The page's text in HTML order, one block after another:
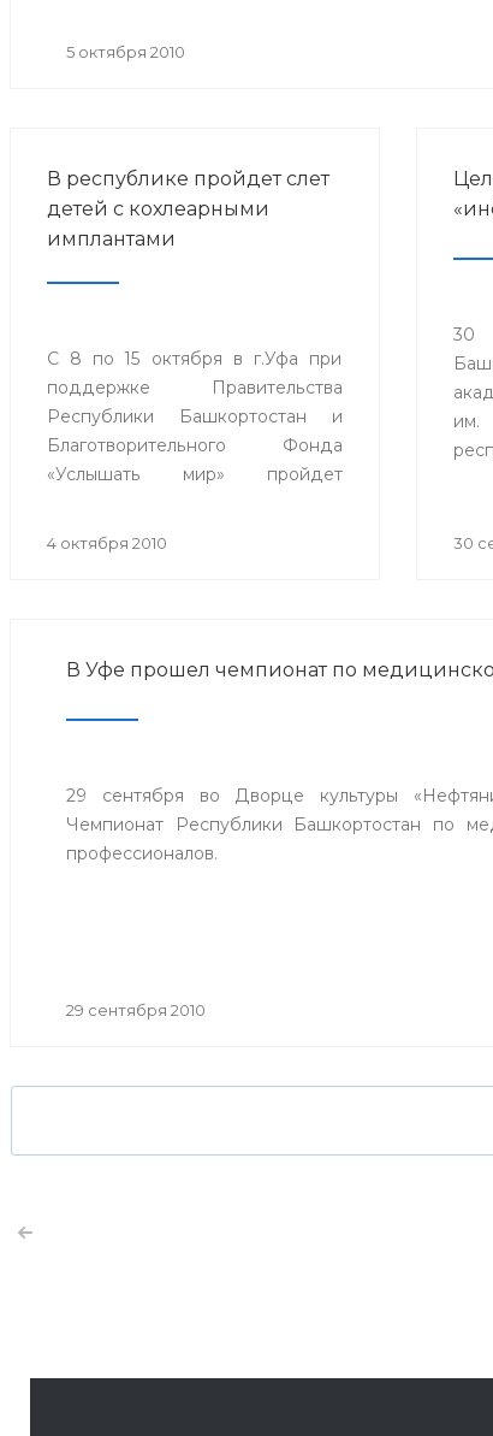
5 октября 2010
В республике пройдет слет
детей с кохлеарными
имплантами
С 8 по 15 октября в г.Уфа при
поддержке Правительства
Республики Башкортостан и
Благотворительного Фонда
«Услышать мир» пройдет
детей после кохлеарной
4 октября 2010
30
им.
30
В Уфе прошел чемпионат по
29 сентября во Дворце культуры
Чемпионат Республики Башкортостан по
профессионалов.
29 сентября 2010